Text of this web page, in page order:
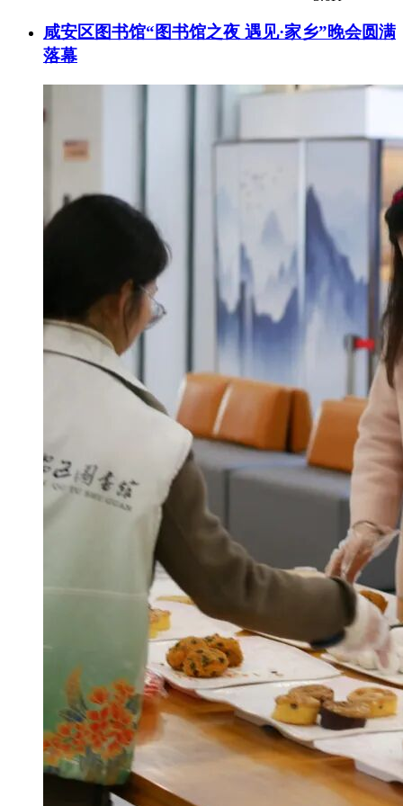
咸安区图书馆“图书馆之夜 遇见·家乡”晚会圆满
落幕